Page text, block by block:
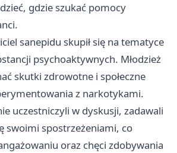
gdzie szukać pomocy
sanepidu skupił się na tematyce
psychoaktywnych. Młodzież
skutki zdrowotne i społeczne
z narkotykami.
uczestniczyli w dyskusji, zadawali
swoimi spostrzeżeniami, co
oraz chęci zdobywania